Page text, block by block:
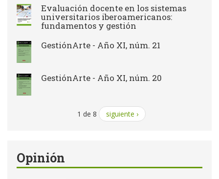
Evaluación docente en los sistemas
universitarios iberoamericanos:
fundamentos y gestión
GestiónArte - Año XI, núm. 21
GestiónArte - Año XI, núm. 20
1 de 8 siguiente ›
Opinión